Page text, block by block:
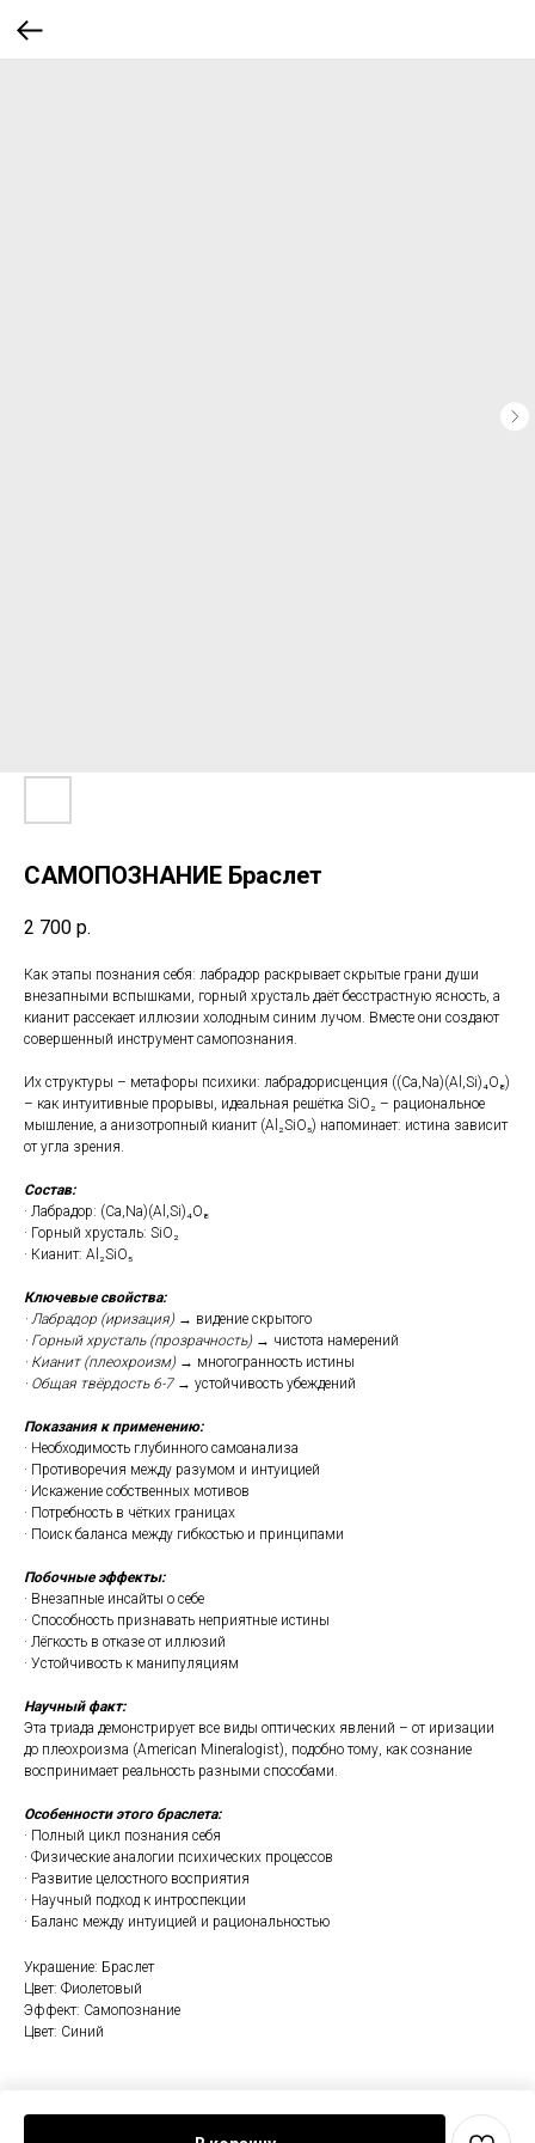
САМОПОЗНАНИЕ Браслет
2 700 р.
Как этапы познания себя: лабрадор раскрывает скрытые грани души
внезапными вспышками, горный хрусталь даёт бесстрастную ясность, а
кианит рассекает иллюзии холодным синим лучом. Вместе они создают
совершенный инструмент самопознания.
Их структуры – метафоры психики: лабрадорисценция ((Ca,Na)(Al,Si)₄O₈)
– как интуитивные прорывы, идеальная решётка SiO₂ – рациональное
мышление, а анизотропный кианит (Al₂SiO₅) напоминает: истина зависит
от угла зрения.
Состав:
· Лабрадор: (Ca,Na)(Al,Si)₄O₈
· Горный хрусталь: SiO₂
· Кианит: Al₂SiO₅
Ключевые свойства:
· Лабрадор (иризация)→ видение скрытого
· Горный хрусталь (прозрачность)→ чистота намерений
· Кианит (плеохроизм)→ многогранность истины
· Общая твёрдость 6-7→ устойчивость убеждений
Показания к применению:
· Необходимость глубинного самоанализа
· Противоречия между разумом и интуицией
· Искажение собственных мотивов
· Потребность в чётких границах
· Поиск баланса между гибкостью и принципами
Побочные эффекты:
· Внезапные инсайты о себе
· Способность признавать неприятные истины
· Лёгкость в отказе от иллюзий
· Устойчивость к манипуляциям
Научный факт:
Эта триада демонстрирует все виды оптических явлений – от иризации
до плеохроизма (American Mineralogist), подобно тому, как сознание
воспринимает реальность разными способами.
Особенности этого браслета:
· Полный цикл познания себя
· Физические аналогии психических процессов
· Развитие целостного восприятия
· Научный подход к интроспекции
· Баланс между интуицией и рациональностью
Украшение: Браслет
Цвет: Фиолетовый
Эффект: Самопознание
Цвет: Синий